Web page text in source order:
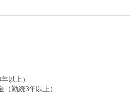
以上）
（勤続3年以上）